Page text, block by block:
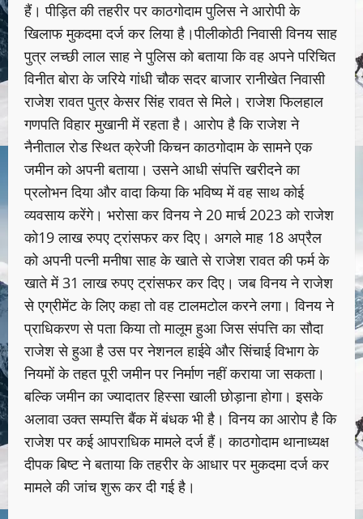
हैं। पीड़ित की तहरीर पर काठगोदाम पुलिस ने आरोपी के
खिलाफ मुकदमा दर्ज कर लिया है।पीलीकोठी निवासी विनय साह
पुत्र लच्छी लाल साह ने पुलिस को बताया कि वह अपने परिचित
विनीत बोरा के जरिये गांधी चौक सदर बाजार रानीखेत निवासी
राजेश रावत पुत्र केसर सिंह रावत से मिले। राजेश फिलहाल
गणपति विहार मुखानी में रहता है। आरोप है कि राजेश ने
नैनीताल रोड स्थित क्रेजी किचन काठगोदाम के सामने एक
जमीन को अपनी बताया। उसने आधी संपत्ति खरीदने का
प्रलोभन दिया और वादा किया कि भविष्य में वह साथ कोई
व्यवसाय करेंगे। भरोसा कर विनय ने 20 मार्च 2023 को राजेश
को19 लाख रुपए ट्रांसफर कर दिए। अगले माह 18 अप्रैल
को अपनी पत्नी मनीषा साह के खाते से राजेश रावत की फर्म के
खाते में 31 लाख रुपए ट्रांसफर कर दिए। जब विनय ने राजेश
से एग्रीमेंट के लिए कहा तो वह टालमटोल करने लगा। विनय ने
प्राधिकरण से पता किया तो मालूम हुआ जिस संपत्ति का सौदा
राजेश से हुआ है उस पर नेशनल हाईवे और सिंचाई विभाग के
नियमों के तहत पूरी जमीन पर निर्माण नहीं कराया जा सकता।
बल्कि जमीन का ज्यादातर हिस्सा खाली छोड़ाना होगा। इसके
अलावा उक्त सम्पत्ति बैंक में बंधक भी है। विनय का आरोप है कि
राजेश पर कई आपराधिक मामले दर्ज हैं। काठगोदाम थानाध्यक्ष
दीपक बिष्ट ने बताया कि तहरीर के आधार पर मुकदमा दर्ज कर
मामले की जांच शुरू कर दी गई है।